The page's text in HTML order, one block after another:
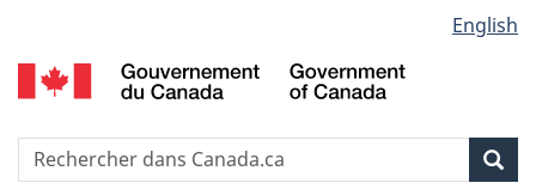
au
contenu
propos
de
la
HTML
simplifiée
selection
English
Recherche